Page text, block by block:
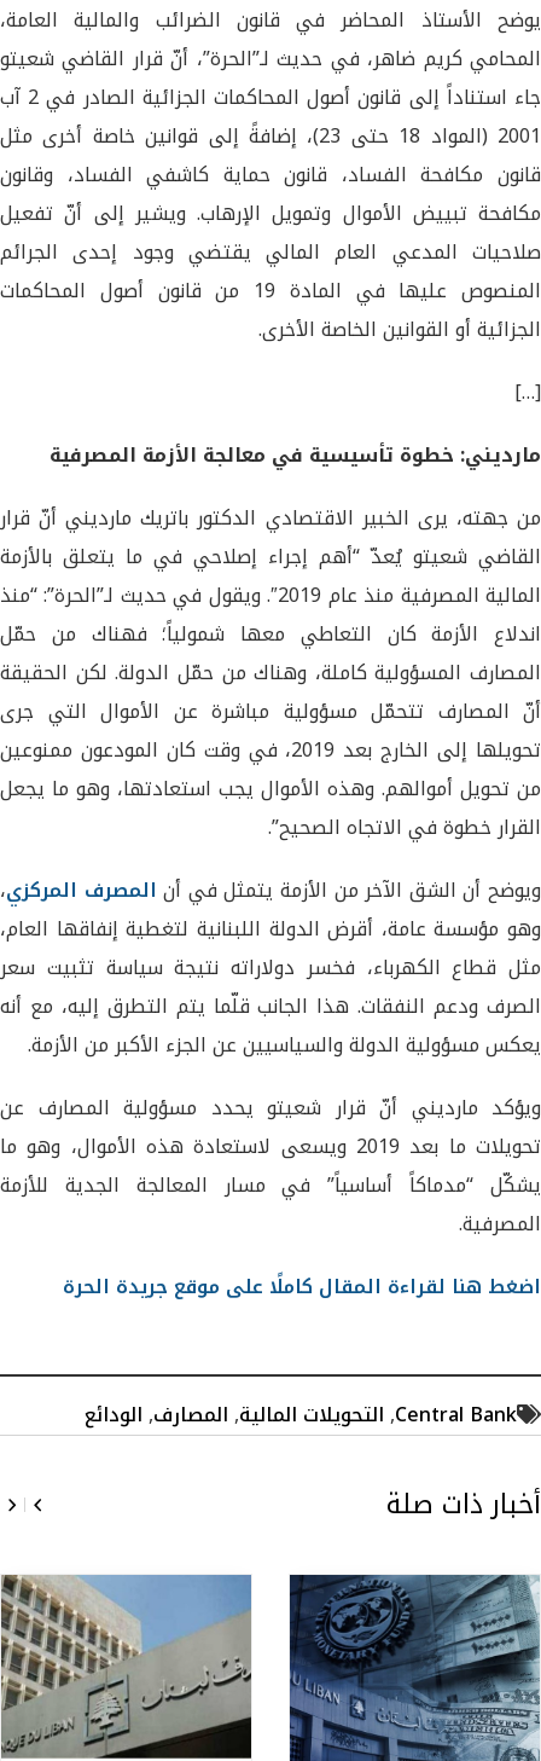
يوضح الأستاذ المحاضر في قانون الضرائب والمالية العامة،
المحامي كريم ضاهر، في حديث لـ”الحرة”، أنّ قرار القاضي شعيتو
جاء استناداً إلى قانون أصول المحاكمات الجزائية الصادر في 2 آب
2001 (المواد 18 حتى 23)، إضافةً إلى قوانين خاصة أخرى مثل
قانون مكافحة الفساد، قانون حماية كاشفي الفساد، وقانون
مكافحة تبييض الأموال وتمويل الإرهاب. ويشير إلى أنّ تفعيل
صلاحيات المدعي العام المالي يقتضي وجود إحدى الجرائم
المنصوص عليها في المادة 19 من قانون أصول المحاكمات
الجزائية أو القوانين الخاصة الأخرى.
[…]
مارديني: خطوة تأسيسية في معالجة الأزمة المصرفية
من جهته، يرى الخبير الاقتصادي الدكتور باتريك مارديني أنّ قرار
القاضي شعيتو يُعدّ “أهم إجراء إصلاحي في ما يتعلق بالأزمة
المالية المصرفية منذ عام 2019″. ويقول في حديث لـ”الحرة”: “منذ
اندلاع الأزمة كان التعاطي معها شمولياً؛ فهناك من حمّل
المصارف المسؤولية كاملة، وهناك من حمّل الدولة. لكن الحقيقة
أنّ المصارف تتحمّل مسؤولية مباشرة عن الأموال التي جرى
تحويلها إلى الخارج بعد 2019، في وقت كان المودعون ممنوعين
من تحويل أموالهم. وهذه الأموال يجب استعادتها، وهو ما يجعل
القرار خطوة في الاتجاه الصحيح”.
ويوضح أن الشق الآخر من الأزمة يتمثل في أنالمصرف المركزي،
وهو مؤسسة عامة، أقرض الدولة اللبنانية لتغطية إنفاقها العام،
مثل قطاع الكهرباء، فخسر دولاراته نتيجة سياسة تثبيت سعر
الصرف ودعم النفقات. هذا الجانب قلّما يتم التطرق إليه، مع أنه
يعكس مسؤولية الدولة والسياسيين عن الجزء الأكبر من الأزمة.
ويؤكد مارديني أنّ قرار شعيتو يحدد مسؤولية المصارف عن
تحويلات ما بعد 2019 ويسعى لاستعادة هذه الأموال، وهو ما
يشكّل “مدماكاً أساسياً” في مسار المعالجة الجدية للأزمة
المصرفية.
اضغط هنا لقراءة المقال كاملًا على موقع جريدة الحرة
Central Bank
,التحويلات المالية,المصارف,الودائع
أخبار ذات صلة